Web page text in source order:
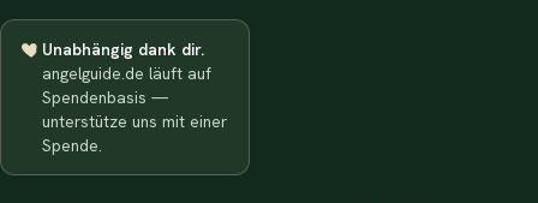
Unabhängig dank dir.
angelguide.de läuft auf
Spendenbasis —
unterstütze uns mit einer
Spende.